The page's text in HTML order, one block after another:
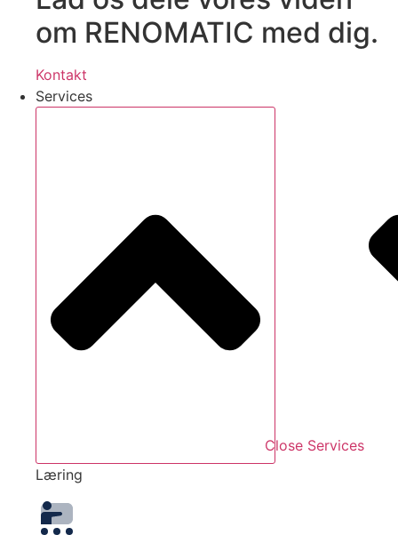
om RENOMATIC med dig.
Kontakt
Services
Close Services
Læring